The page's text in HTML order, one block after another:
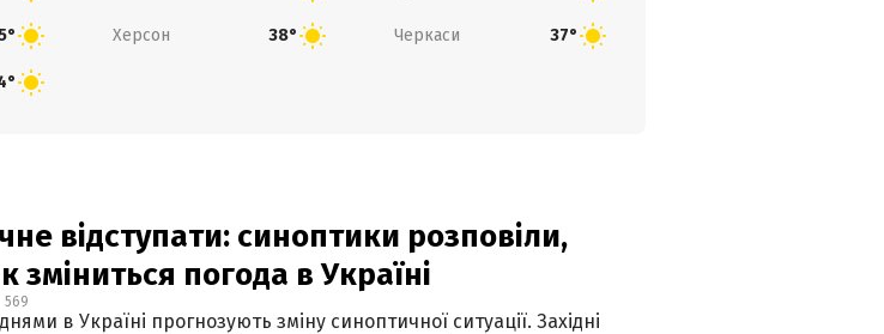
Херсон 38° Черкаси 37°
відступати: синоптики розповіли,
зміниться погода в Україні
569
в Україні прогнозують зміну синоптичної ситуації. Західні